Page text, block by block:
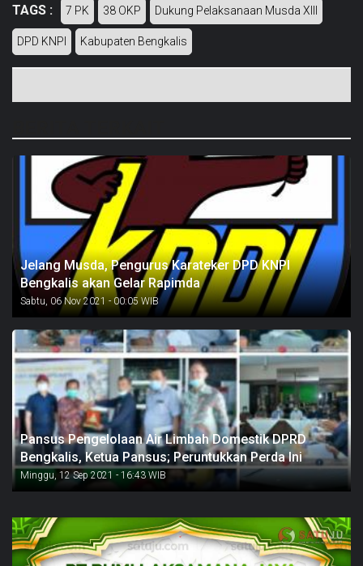
TAGS : 7 PK 38 OKP Dukung Pelaksanaan Musda XIII
DPD KNPI Kabupaten Bengkalis
Jelang Musda, Pengurus Karateker DPD KNPI
Bengkalis akan Gelar Rapimda
Sabtu, 06 Nov 2021 - 00:05 WIB
Pansus Pengelolaan Air Limbah Domestik DPRD
Bengkalis, Ketua Pansus; Peruntukkan Perda Ini
Minggu, 12 Sep 2021 - 16:43 WIB